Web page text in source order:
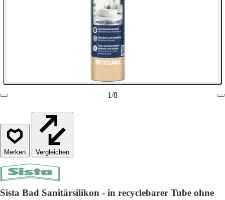
1/8
Vergleichen
Sista Bad Sanitärsilikon - in recyclebarer Tube ohne